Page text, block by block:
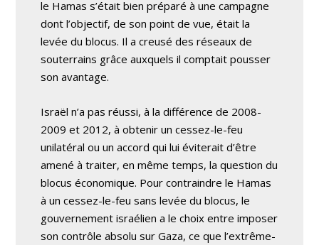
le Hamas s’était bien préparé à une campagne
dont l’objectif, de son point de vue, était la
levée du blocus. Il a creusé des réseaux de
souterrains grâce auxquels il comptait pousser
son avantage.
Israël n’a pas réussi, à la différence de 2008-
2009 et 2012, à obtenir un cessez-le-feu
unilatéral ou un accord qui lui éviterait d’être
amené à traiter, en même temps, la question du
blocus économique. Pour contraindre le Hamas
à un cessez-le-feu sans levée du blocus, le
gouvernement israélien a le choix entre imposer
son contrôle absolu sur Gaza, ce que l’extrême-